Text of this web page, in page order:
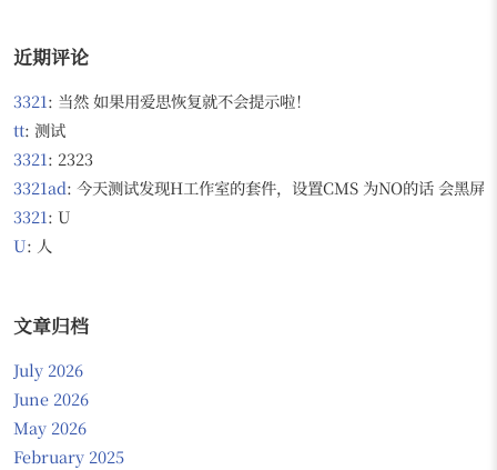
近期评论
3321: 当然 如果用爱思恢复就不会提示啦！
tt: 测试
3321: 2323
3321ad: 今天测试发现H工作室的套件，设置CMS 为NO的话 会黑屏
3321: U
U: 人
文章归档
July 2026
June 2026
May 2026
February 2025